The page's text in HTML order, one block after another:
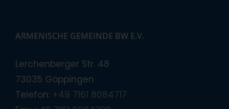
ARMENISCHE GEMEINDE BW E.V.
Lerchenberger Str. 48
73035 Göppingen
Telefon: +49 7161 8084717